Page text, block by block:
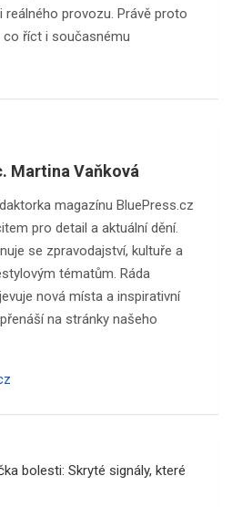
provozu. Právě proto
říct i současnému
Martina Vaňková
magazínu BluePress.cz
pro detail a aktuální dění.
se zpravodajství, kultuře a
tématům. Ráda
nová místa a inspirativní
na stránky našeho
bolesti: Skryté signály, které